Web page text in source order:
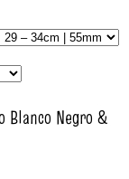
Blanco Negro &